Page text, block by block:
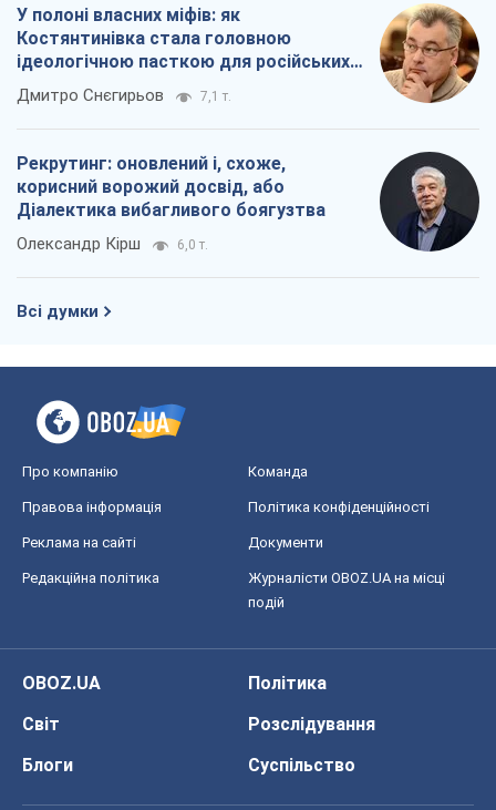
У полоні власних міфів: як
Костянтинівка стала головною
ідеологічною пасткою для російських
окупантів
Дмитро Снєгирьов 7,1 т.
Рекрутинг: оновлений і, схоже,
корисний ворожий досвід, або
Діалектика вибагливого боягузтва
Олександр Кірш 6,0 т.
Всі думки
Про компанію Команда
Правова інформація Політика конфіденційності
Реклама на сайті Документи
Редакційна політика
Журналісти OBOZ.UA на місці
подій
OBOZ.UA
Політика
Світ
Розслідування
Блоги
Суспільство